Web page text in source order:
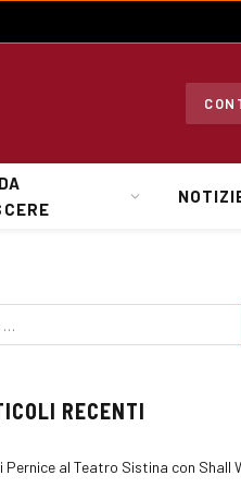
RECENTI
Pernice al Teatro Sistina con Shall